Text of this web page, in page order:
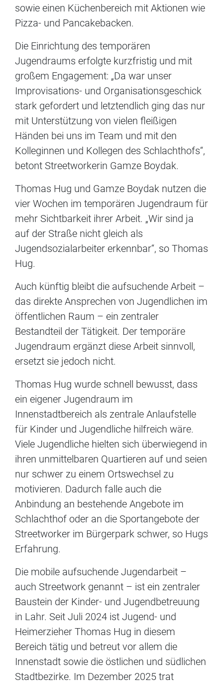
sowie einen Küchenbereich mit Aktionen wie
Pizza- und Pancakebacken.
Die Einrichtung des temporären
Jugendraums erfolgte kurzfristig und mit
großem Engagement: „Da war unser
Improvisations- und Organisationsgeschick
stark gefordert und letztendlich ging das nur
mit Unterstützung von vielen fleißigen
Händen bei uns im Team und mit den
Kolleginnen und Kollegen des Schlachthofs“,
betont Streetworkerin Gamze Boydak.
Thomas Hug und Gamze Boydak nutzen die
vier Wochen im temporären Jugendraum für
mehr Sichtbarkeit ihrer Arbeit. „Wir sind ja
auf der Straße nicht gleich als
Jugendsozialarbeiter erkennbar“, so Thomas
Hug.
Auch künftig bleibt die aufsuchende Arbeit –
das direkte Ansprechen von Jugendlichen im
öffentlichen Raum – ein zentraler
Bestandteil der Tätigkeit. Der temporäre
Jugendraum ergänzt diese Arbeit sinnvoll,
ersetzt sie jedoch nicht.
Thomas Hug wurde schnell bewusst, dass
ein eigener Jugendraum im
Innenstadtbereich als zentrale Anlaufstelle
für Kinder und Jugendliche hilfreich wäre.
Viele Jugendliche hielten sich überwiegend in
ihren unmittelbaren Quartieren auf und seien
nur schwer zu einem Ortswechsel zu
motivieren. Dadurch falle auch die
Anbindung an bestehende Angebote im
Schlachthof oder an die Sportangebote der
Streetworker im Bürgerpark schwer, so Hugs
Erfahrung.
Die mobile aufsuchende Jugendarbeit –
auch Streetwork genannt – ist ein zentraler
Baustein der Kinder- und Jugendbetreuung
in Lahr. Seit Juli 2024 ist Jugend- und
Heimerzieher Thomas Hug in diesem
Bereich tätig und betreut vor allem die
Innenstadt sowie die östlichen und südlichen
Stadtbezirke. Im Dezember 2025 trat